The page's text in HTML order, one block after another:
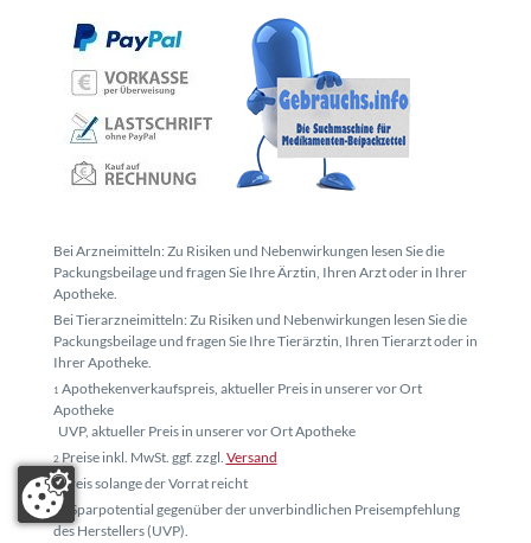
Bei Arzneimitteln: Zu Risiken und Nebenwirkungen lesen Sie die
Packungsbeilage und fragen Sie Ihre Ärztin, Ihren Arzt oder in Ihrer
Apotheke.
Bei Tierarzneimitteln: Zu Risiken und Nebenwirkungen lesen Sie die
Packungsbeilage und fragen Sie Ihre Tierärztin, Ihren Tierarzt oder in
Ihrer Apotheke.
1 Apothekenverkaufspreis, aktueller Preis in unserer vor Ort
Apotheke
UVP, aktueller Preis in unserer vor Ort Apotheke
2Preise inkl. MwSt. ggf. zzgl. Versand
3Preis solange der Vorrat reicht
4* Sparpotential gegenüber der unverbindlichen Preisempfehlung
des Herstellers (UVP).